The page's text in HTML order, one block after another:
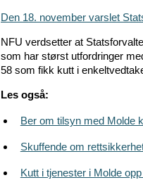
Den 18. november varslet
NFU verdsetter at
som har størst utfordringer
58 som fikk kutt i
Les også:
Ber om tilsyn med Molde
Skuffende om
Kutt i tjenester i Molde